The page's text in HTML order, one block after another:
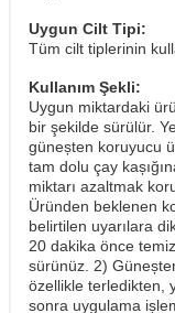
Uygun Cilt Tipi:
Tüm cilt tiplerinin
Kullanım Şekli:
Uygun miktardaki
bir şekilde sürülür.
güneșten koruyucu
tam dolu çay
miktarı azaltmak
Üründen beklenen
belirtilen uyarılara
20 dakika önce
sürünüz. 2)
özellikle terledikten,
sonra uygulama